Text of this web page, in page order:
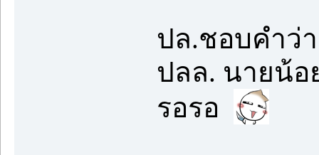
ปล.ชอบคำว่
ปลล. นายน้อ
รอรอ